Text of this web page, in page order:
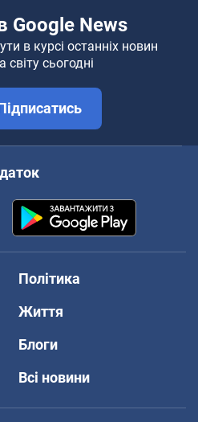
Google News
в курсі останніх новин
світу сьогодні
Політика
Життя
Блоги
Всі новини